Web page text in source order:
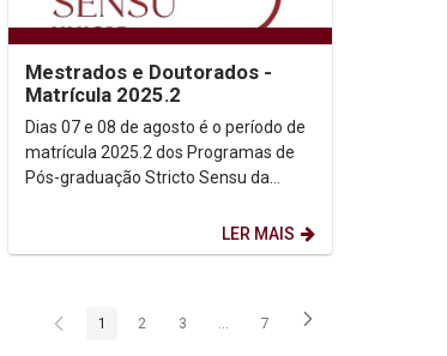
Mestrados e Doutorados -
Matrícula 2025.2
Dias 07 e 08 de agosto é o período de
matrícula 2025.2 dos Programas de
Pós-graduação Stricto Sensu da
LER MAIS
Página
1 Página
2 Página
3 ...Páginas intermediárias Usar
Página
7